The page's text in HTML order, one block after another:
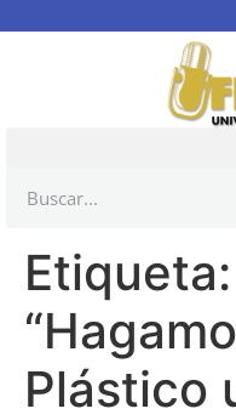
Etiqueta:
Plástico